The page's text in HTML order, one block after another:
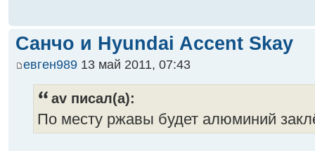
Санчо и Hyundai Accent Skay
евген989 13 май 2011, 07:43
av писал(а):
По месту ржавы будет алюминий